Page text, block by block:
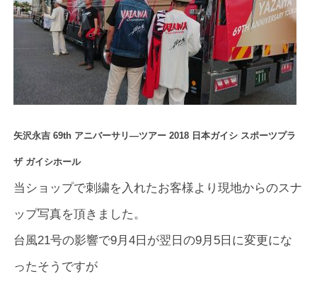
矢沢永吉 69th アニバーサリ―ツアー 2018 日本ガイシ スポーツプラ
ザ ガイシホール
当ショップで刺繍を入れたお客様より現地からのスナ
ップ写真を頂きました。
台風21号の影響で9月4日が翌日の9月5日に変更にな
ったそうですが